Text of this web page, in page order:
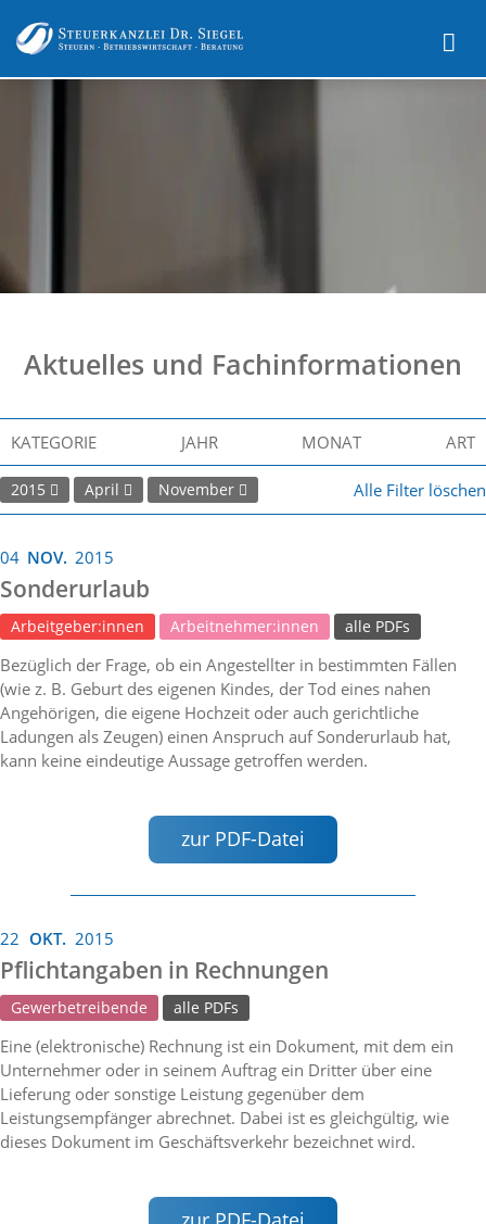
Aktuelles und Fachinformationen
KATEGORIE JAHR MONAT ART
2015 April November Alle Filter löschen
04 NOV. 2015
Sonderurlaub
Arbeitgeber:innen Arbeitnehmer:innen alle PDFs
Bezüglich der Frage, ob ein Angestellter in bestimmten Fällen
(wie z. B. Geburt des eigenen Kindes, der Tod eines nahen
Angehörigen, die eigene Hochzeit oder auch gerichtliche
Ladungen als Zeugen) einen Anspruch auf Sonderurlaub hat,
kann keine eindeutige Aussage getroffen werden.
zur PDF-Datei
22 OKT. 2015
Pflichtangaben in Rechnungen
Gewerbetreibende alle PDFs
Eine (elektronische) Rechnung ist ein Dokument, mit dem ein
Unternehmer oder in seinem Auftrag ein Dritter über eine
Lieferung oder sonstige Leistung gegenüber dem
Leistungsempfänger abrechnet. Dabei ist es gleichgültig, wie
dieses Dokument im Geschäftsverkehr bezeichnet wird.